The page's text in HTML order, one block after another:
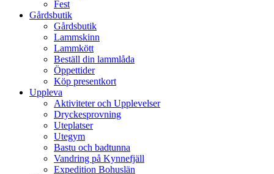
Fest
Gårdsbutik
Gårdsbutik
Lammskinn
Lammkött
Beställ din lammlåda
Öppettider
Köp presentkort
Uppleva
Aktiviteter och Upplevelser
Dryckesprovning
Uteplatser
Utegym
Bastu och badtunna
Vandring på Kynnefjäll
Expedition Bohuslän